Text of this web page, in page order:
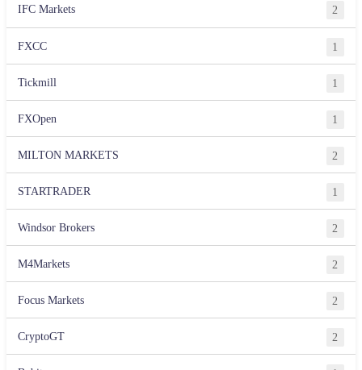
IFC Markets 2
FXCC 1
Tickmill 1
FXOpen 1
MILTON MARKETS 2
STARTRADER 1
Windsor Brokers 2
M4Markets 2
Focus Markets 2
CryptoGT 2